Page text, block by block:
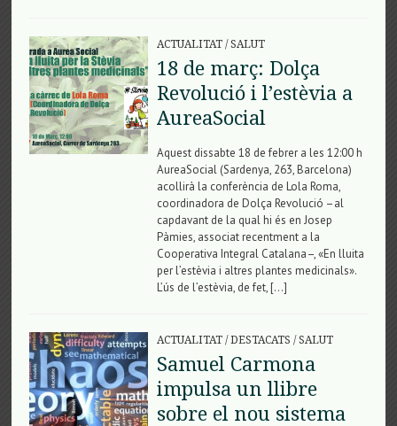
ACTUALITAT/SALUT
18 de març: Dolça
Revolució i l’estèvia a
AureaSocial
Aquest dissabte 18 de febrer a les 12:00 h
AureaSocial (Sardenya, 263, Barcelona)
acollirà la conferència de Lola Roma,
coordinadora de Dolça Revolució –al
capdavant de la qual hi és en Josep
Pàmies, associat recentment a la
Cooperativa Integral Catalana–, «En lluita
per l’estèvia i altres plantes medicinals».
L’ús de l’estèvia, de fet, […]
ACTUALITAT/DESTACATS /SALUT
Samuel Carmona
impulsa un llibre
sobre el nou sistema